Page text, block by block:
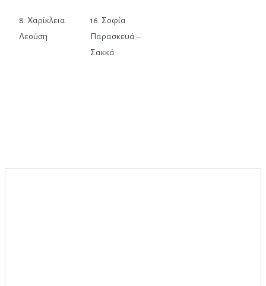
8. Χαρίκλεια
Λεούση
16. Σοφία
Παρασκευά –
Σακκά